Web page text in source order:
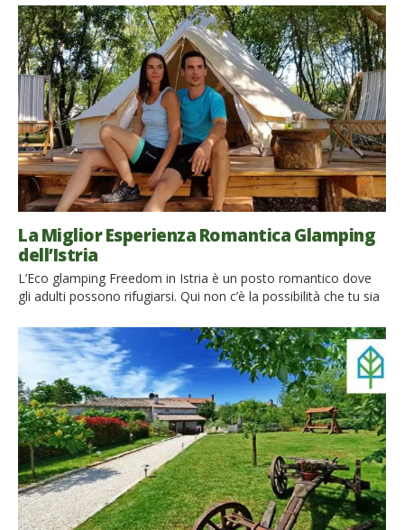
incantevoli cittadine in stile veneziano, per il suo entroterra
verde, ma sopratutto per le sue spiagge da cartolina e il suo
mare cristallino. Alcuni tratti di costa e lidi sono stati […]
La Miglior Esperienza Romantica Glamping
dell’Istria
L’Eco glamping Freedom in Istria è un posto romantico dove
gli adulti possono rifugiarsi. Qui non c’è la possibilità che tu sia
fare nulla, è semplicemente autentica. È finalmente tempo di
rilassarti, scrollarti di dosso la polvere del lockdown e
scatenarti di nuovo! Questo glamping […]